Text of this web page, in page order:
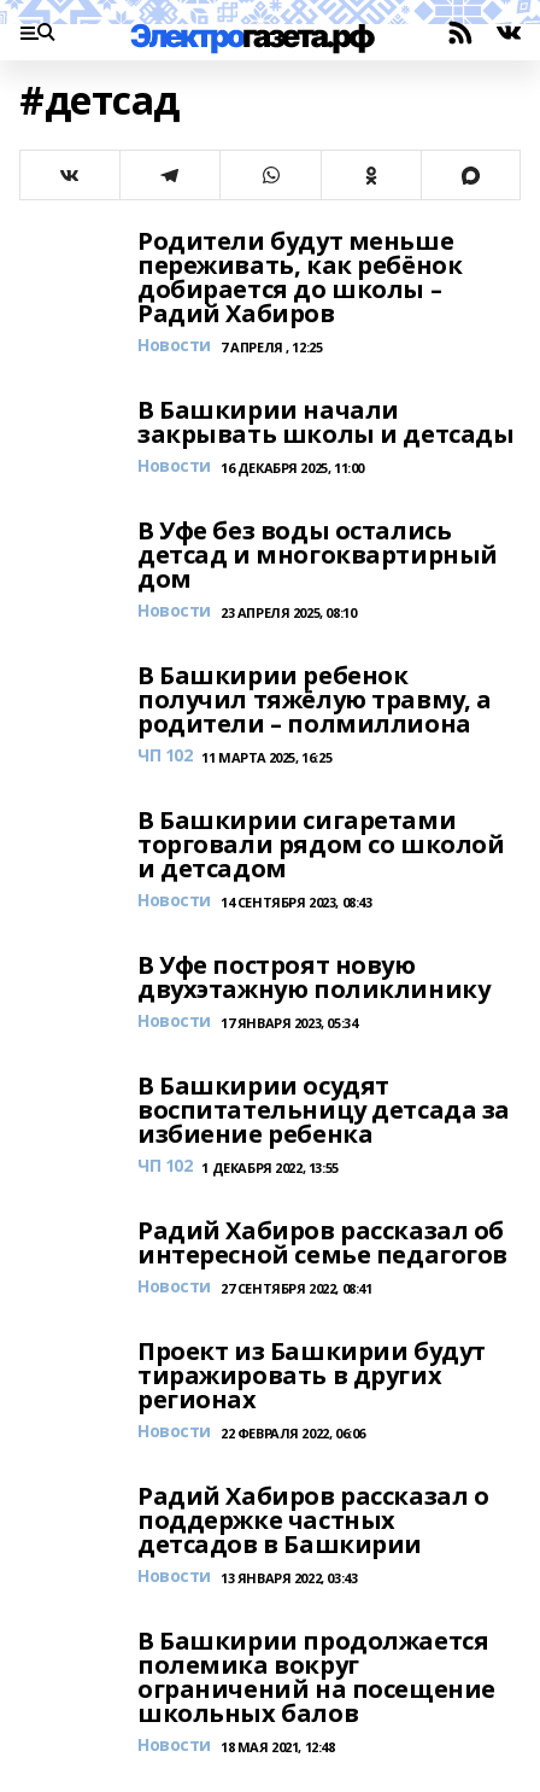
#детсад
Родители будут меньше
переживать, как ребёнок
добирается до школы –
Радий Хабиров
Новости 7 АПРЕЛЯ , 12:25
В Башкирии начали
закрывать школы и детсады
Новости 16 ДЕКАБРЯ 2025, 11:00
В Уфе без воды остались
детсад и многоквартирный
дом
Новости 23 АПРЕЛЯ 2025, 08:10
В Башкирии ребенок
получил тяжёлую травму, а
родители – полмиллиона
ЧП 102 11 МАРТА 2025, 16:25
В Башкирии сигаретами
торговали рядом со школой
и детсадом
Новости 14 СЕНТЯБРЯ 2023, 08:43
В Уфе построят новую
двухэтажную поликлинику
Новости 17 ЯНВАРЯ 2023, 05:34
В Башкирии осудят
воспитательницу детсада за
избиение ребенка
ЧП 102 1 ДЕКАБРЯ 2022, 13:55
Радий Хабиров рассказал об
интересной семье педагогов
Новости 27 СЕНТЯБРЯ 2022, 08:41
Проект из Башкирии будут
тиражировать в других
регионах
Новости 22 ФЕВРАЛЯ 2022, 06:06
Радий Хабиров рассказал о
поддержке частных
детсадов в Башкирии
Новости 13 ЯНВАРЯ 2022, 03:43
В Башкирии продолжается
полемика вокруг
ограничений на посещение
школьных балов
Новости 18 МАЯ 2021, 12:48